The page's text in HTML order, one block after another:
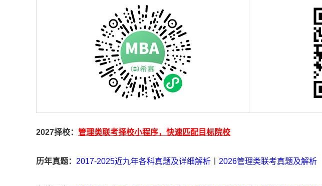
2027择校： 管理类联考择校小程序，快速匹配目标院校
历年真题： 2017-2025近九年各科真题及详细解析 2026管理类联考真题及解析